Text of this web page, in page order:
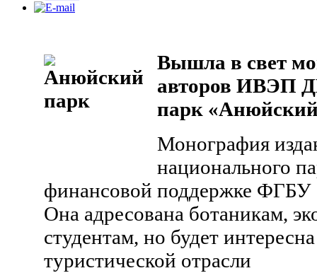
Вышла в свет
авторов ИВЭП
парк
Монография
национального
финансовой поддержке ФГБУ
Она адресована ботаникам,
студентам, но будет
туристической отрасли